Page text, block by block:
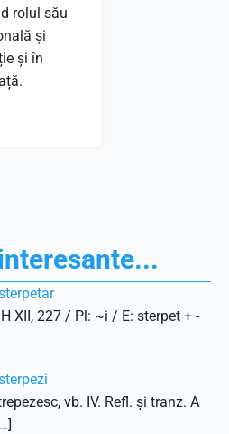
rolul său
și
și în
XII, 227 / Pl: ~i / E: sterpet + -
vb. IV. Refl. și tranz. A